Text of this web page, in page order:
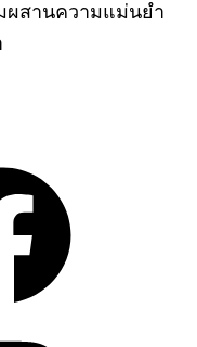
ผสานความแม่นยำ